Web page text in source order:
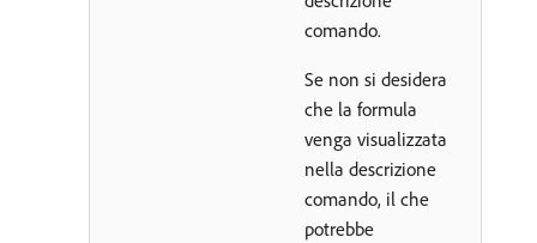
comando.
Se non si desidera
che la formula
venga visualizzata
nella descrizione
comando, il che
potrebbe